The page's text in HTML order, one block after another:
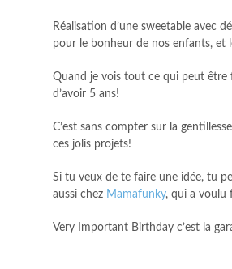
Réalisation d’une sweetable avec
pour le bonheur de nos enfants, et
Quand je vois tout ce qui peut être
d’avoir 5 ans!
C’est sans compter sur la
ces jolis projets!
Si tu veux de te faire une idée, tu
aussi chez Mamafunky, qui a voulu
Very Important Birthday c’est la